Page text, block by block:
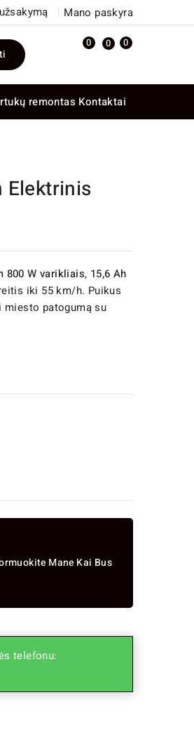
Mano paskyra
0 0 0
remontas Kontaktai
Elektrinis
800 W varikliais, 15,6 Ah
iki 55 km/h. Puikus
patogumą su
Mane Kai Bus
telefonu: